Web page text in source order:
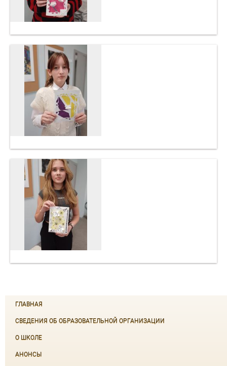
ГЛАВНАЯ
СВЕДЕНИЯ ОБ ОБРАЗОВАТЕЛЬНОЙ ОРГАНИЗАЦИИ
О ШКОЛЕ
АНОНСЫ